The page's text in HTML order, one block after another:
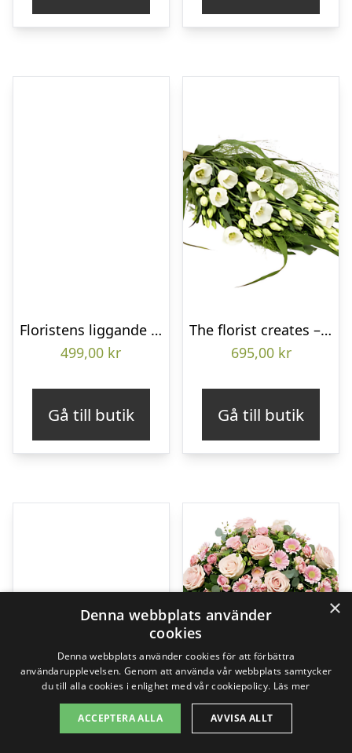
Floristens liggande bukett
499,00 kr
Gå till butik
The florist creates – Funeral bouquet
695,00 kr
Gå till butik
×
Denna webbplats använder
cookies
Denna webbplats använder cookies för att förbättra
användarupplevelsen. Genom att använda vår webbplats samtycker
du till alla cookies i enlighet med vår cookiepolicy. Läs mer
ACCEPTERA ALLA AVVISA ALLT